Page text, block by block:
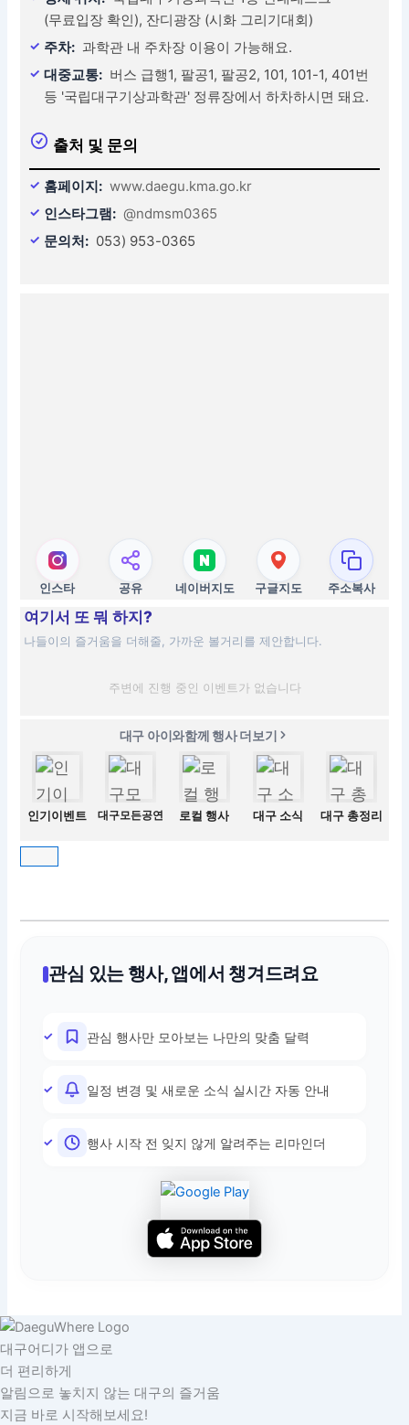
(무료입장 확인), 잔디광장 (시화 그리기대회)
주차: 과학관 내 주차장 이용이 가능해요.
대중교통: 버스 급행1, 팔공1, 팔공2, 101, 101-1, 401번
등 '국립대구기상과학관' 정류장에서 하차하시면 돼요.
출처 및 문의
홈페이지: www.daegu.kma.go.kr
인스타그램: @ndmsm0365
문의처: 053) 953-0365
인스타 공유 네이버지도 구글지도 주소복사
여기서 또 뭐 하지?
나들이의 즐거움을 더해줄, 가까운 볼거리를 제안합니다.
주변에 진행 중인 이벤트가 없습니다
대구 아이와함께 행사 더보기
인기이벤트 대구모든공연 로컬 행사 대구 소식 대구 총정리
관심 있는 행사, 앱에서 챙겨드려요
관심 행사만 모아보는 나만의 맞춤 달력
일정 변경 및 새로운 소식 실시간 자동 안내
행사 시작 전 잊지 않게 알려주는 리마인더
대구어디가 앱으로
더 편리하게
알림으로 놓치지 않는 대구의 즐거움
지금 바로 시작해보세요!